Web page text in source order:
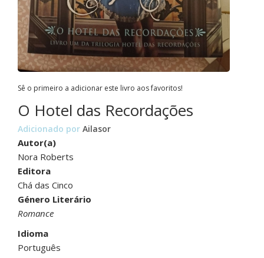
Sê o primeiro a adicionar este livro aos favoritos!
O Hotel das Recordações
Adicionado por Ailasor
Autor(a)
Nora Roberts
Editora
Chá das Cinco
Género Literário
Romance
Idioma
Português